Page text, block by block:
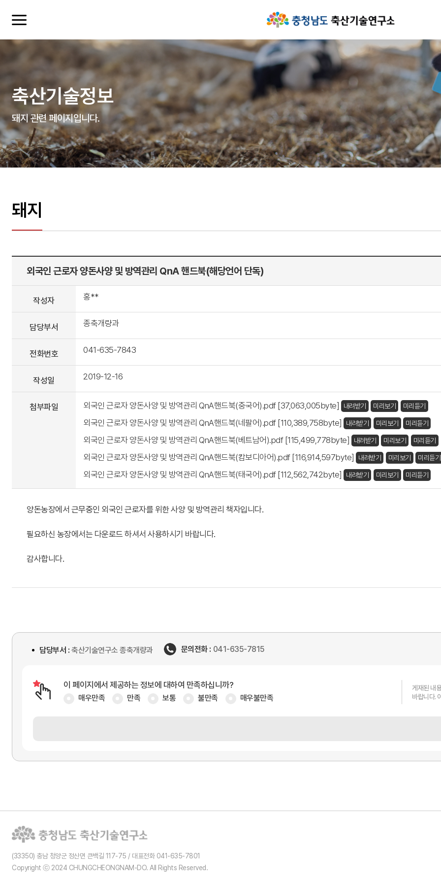
축산기술정보
돼지 관련 페이지입니다.
돼지
외국인 근로자 양돈사양 및 방역관리 QnA 핸드북(해당언어 단독)
작성자 홍**
담당부서 종축개량과
전화번호 041-635-7843
작성일 2019-12-16
첨부파일 외국인 근로자 양돈사양 및 방역관리 QnA핸드북(중국어).pdf [37,063,005byte] 내려받기 미리보기 미리듣기
외국인 근로자 양돈사양 및 방역관리 QnA핸드북(네팔어).pdf [110,389,758byte] 내려받기 미리보기 미리듣기
외국인 근로자 양돈사양 및 방역관리 QnA핸드북(베트남어).pdf [115,499,778byte] 내려받기 미리보기 미리듣기
외국인 근로자 양돈사양 및 방역관리 QnA핸드북(캄보디아어).pdf [116,914,597byte] 내려받기 미리보기 미리듣기
외국인 근로자 양돈사양 및 방역관리 QnA핸드북(태국어).pdf [112,562,742byte] 내려받기 미리보기 미리듣기
양돈농장에서 근무중인 외국인 근로자를 위한 사양 및 방역관리 책자입니다.
필요하신 농장에서는 다운로드 하셔서 사용하시기 바랍니다.
감사합니다.
담당부서 : 축산기술연구소 종축개량과 문의전화 : 041-635-7815
이 페이지에서 제공하는 정보에 대하여 만족하십니까?
매우만족 만족 보통 불만족 매우불만족
게재된 내
(33350) 충남 청양군 정산면 큰백길 117-75 / 대표전화 041-635-7801
Copyright ⓒ 2024 CHUNGCHEONGNAM-DO. All Rights Reserved.